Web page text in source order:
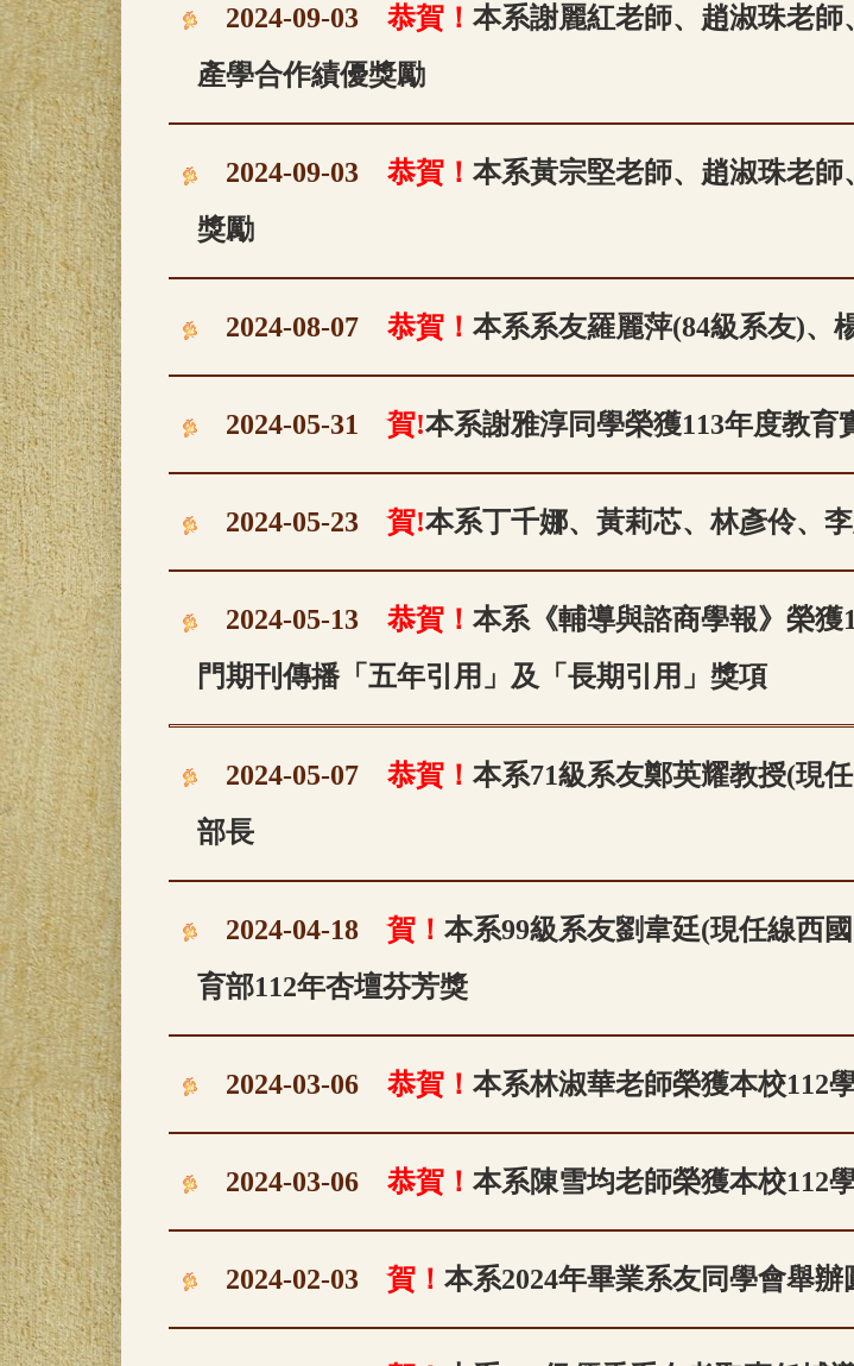
2024-09-03 恭賀！ 本系謝麗紅老師、趙淑珠老
產學合作績優獎勵
2024-09-03 恭賀！ 本系黃宗堅老師、趙淑珠老
獎勵
2024-08-07 恭賀！ 本系系友羅麗萍(84級系友)、
2024-05-31 賀!本系謝雅淳同學榮獲113年度教育
2024-05-23 賀!本系丁千娜、黃莉芯、林彥伶、
2024-05-13 恭賀！ 本系《輔導與諮商學報》榮
門期刊傳播「五年引用」及「長期引用」獎項
2024-05-07 恭賀！ 本系71級系友鄭英耀教授(現
部長
2024-04-18 賀！ 本系99級系友劉韋廷(現任線西
育部112年杏壇芬芳獎
2024-03-06 恭賀！ 本系林淑華老師榮獲本校112
2024-03-06 恭賀！ 本系陳雪均老師榮獲本校112
2024-02-03 賀！ 本系2024年畢業系友同學會舉辦